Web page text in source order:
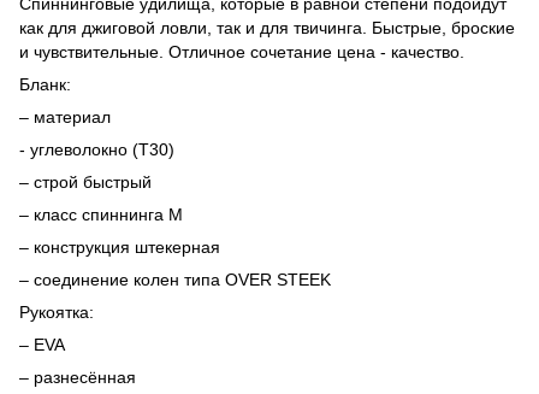
как для джиговой ловли, так и для твичинга. Быстрые, броские
и чувствительные. Отличное сочетание цена - качество.
Бланк:
– материал
- углеволокно (T30)
– строй быстрый
– класс спиннинга M
– конструкция штекерная
– соединение колен типа OVER STEEK
Рукоятка:
– EVA
– разнесённая